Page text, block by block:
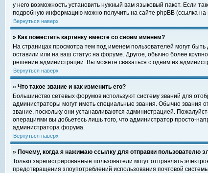
у него возможность установить нужный вам языковый пакет. Если
подробную информацию можно получить на сайте phpBB (ссылка на
Вернуться наверх
» Как поместить картинку вместе со своим именем?
На страницах просмотра тем под именем пользователей могут
оставили или на ваш статус на форуме. Другое, обычно более
решение администрации. Вы можете связаться с одним из
Вернуться наверх
» Что такое звание и как изменить его?
Большинство сетевых форумов используют систему званий для
администраторы могут иметь специальные звания. Обычно звания
звание, поскольку они устанавливаются администрацией.
операциями вы добьетесь лишь того, что администратор просто-
администратора форума.
Вернуться наверх
» Почему, когда я нажимаю ссылку для отправки пользователю
Только зарегистрированные пользователи могут отправлять
предотвращения злоупотреблений использования почтовой